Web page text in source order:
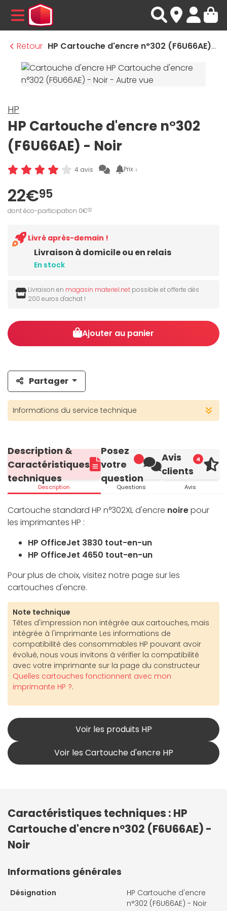
MENU
Retour
HP Cartouche d'encre n°302 (F6U66AE) - Noir
HP
HP Cartouche d'encre n°302
(F6U66AE) - Noir
4 avis Prix ↓
22€95
dont éco-participation 0€02
Livraison à domicile ou en relais
En stock
Livré après-demain !
Livraison en magasin materiel.net possible et offerte dès
200 euros d'achat !
Ajouter au panier
Partager
Informations du service technique
Description &
Caractéristiques
techniques
Description
Posez
votre
question
Questions
4
Avis
clients
Avis
Cartouche standard HP n°302XL d'encre noirepour
les imprimantes HP :
HP OfficeJet 3830 tout-en-un
HP OfficeJet 4650 tout-en-un
Pour plus de choix, visitez notre page sur les
cartouches d'encre.
Note technique
Têtes d'impression non intégrée aux cartouches, mais
intégrée à l'imprimante Les informations de
compatibilité des consommables HP pouvant avoir
évolué, nous vous invitons à vérifier la compatibilité
avec votre imprimante sur la page du constructeur
Quelles cartouches fonctionnent avec mon
imprimante HP ?.
Voir les produits HP
Voir les Cartouche d'encre HP
Caractéristiques techniques : HP
Cartouche d'encre n°302 (F6U66AE) -
Noir
Informations générales
Désignation
HP Cartouche d'encre
n°302 (F6U66AE) - Noir